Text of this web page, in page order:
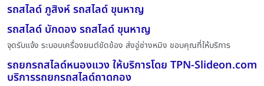
รถสไลด์ ภูสิงห์ รถสไลด์ ขุนหาญ
รถสไลด์ บักดอง รถสไลด์ ขุนหาญ
จุดรับแจ้ง ระบอบเครื่องยนต์ขัดข้อง ส่งอู่ช่างหมิง ขอบคุณที่ให้บริการ
รถยกรถสไลด์หนองแวง ให้บริการโดย TPN-Slideon.com
บริการรถยกรถสไลด์ถาดกอง